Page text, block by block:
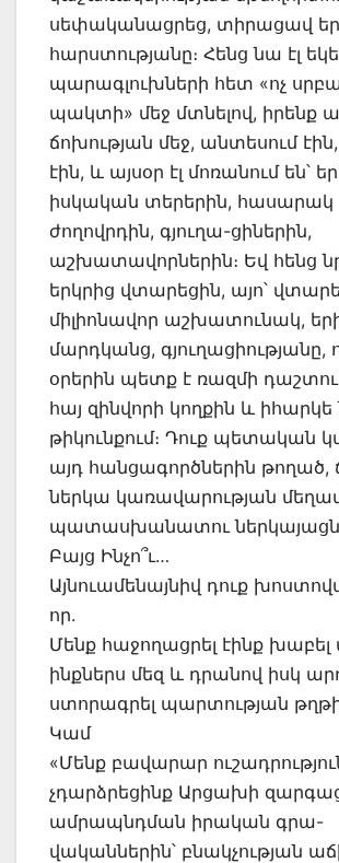
սեփականացրեց, տիրացավ
հարստությանը։ Հենց նա էլ
պարագլուխների հետ «ոչ
պակտի» մեջ մտնելով, իրենք
ճոխության մեջ, անտեսում
էին, և այսօր էլ մոռանում են՝
իսկական տերերին, հասարակ
ժողովրդին, գյուղա-ցիներին,
աշխատավորներին։ Եվ հենց
երկրից վտարեցին, այո՝
միլիոնավոր աշխատունակ,
մարդկանց, գյուղացիությանը,
օրերին պետք է ռազմի
հայ զինվորի կողքին և
թիկունքում։ Դուք պետական
այդ հանցագործներին թողած,
ներկա կառավարության
պատասխանատու
Բայց Ինչո՞ւ…
Այնուամենայնիվ դուք
որ.
Մենք հաջողացրել էինք խաբել
ինքներս մեզ և դրանով իսկ
ստորագրել պարտության
Կամ
«Մենք բավարար
չդարձրեցինք Արցախի
ամրապնդման իրական գրա-
վականներին՝ բնակչության